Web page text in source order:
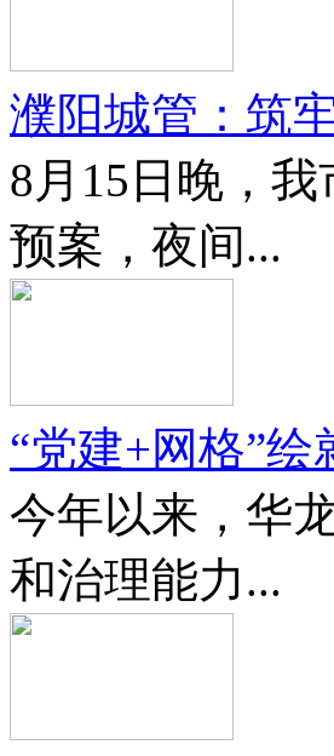
濮阳城管：筑
8月15日晚，
预案，夜间...
“党建+网格”绘
今年以来，华
和治理能力...